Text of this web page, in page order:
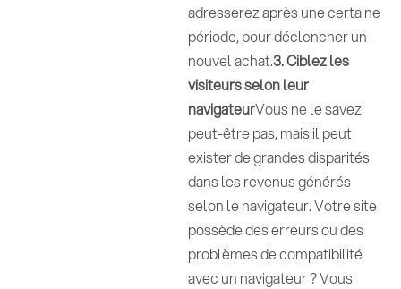
adresserez après une certaine
période, pour déclencher un
nouvel achat.3. Ciblez les
visiteurs selon leur
navigateurVous ne le savez
peut-être pas, mais il peut
exister de grandes disparités
dans les revenus générés
selon le navigateur. Votre site
possède des erreurs ou des
problèmes de compatibilité
avec un navigateur ? Vous